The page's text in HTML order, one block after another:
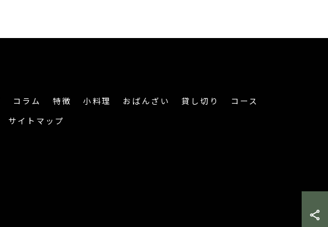
コラム 特徴 小料理 おばんざい 貸し切り
コース
サイトマップ